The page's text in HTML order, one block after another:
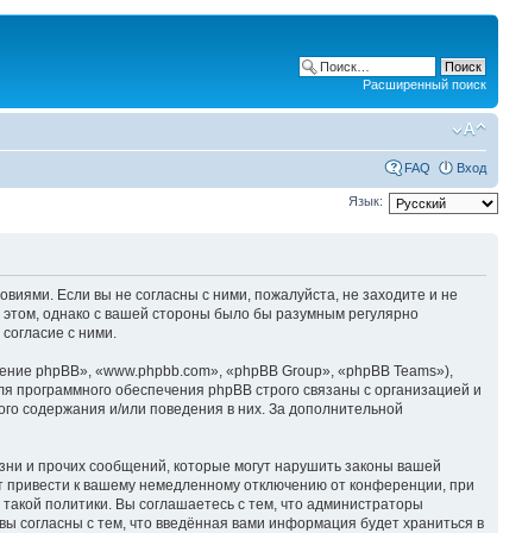
Расширенный поиск
FAQ Вход
Язык:
Если вы не согласны с ними, пожалуйста, не заходите и не
однако с вашей стороны было бы разумным регулярно
с ними.
phpBB», «www.phpbb.com», «phpBB Group», «phpBB Teams»),
программного обеспечения phpBB строго связаны с организацией и
содержания и/или поведения в них. За дополнительной
и прочих сообщений, которые могут нарушить законы вашей
к вашему немедленному отключению от конференции, при
политики. Вы соглашаетесь с тем, что администраторы
согласны с тем, что введённая вами информация будет храниться в